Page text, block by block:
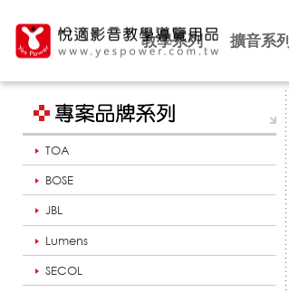
教學系列 擴音系列
TOA
BOSE
JBL
Lumens
SECOL